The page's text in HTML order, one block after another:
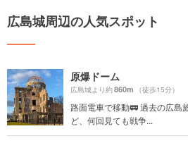
広島城周辺の人気スポット
原爆ドーム
広島城より約860m （徒歩15分）
路面電車で移動🚃 過去の広島
ど、何回見ても戦争...